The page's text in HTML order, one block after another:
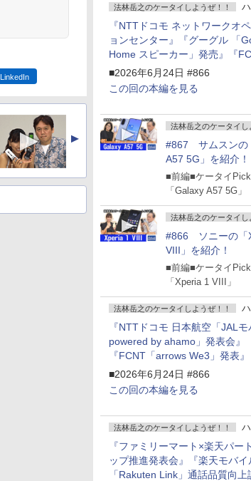
法林岳之のケータイしようぜ！！
『NTTドコモ ネットワークオ
ョンセンター』『グーグル 「
Home スピーカー」発売』『
「arrows Alpha2」発表』『KDDI
「povo2.0」サービス説明会』
■2026年6月24日 #866
この回の本編を見る
法林岳之のケータイし
#867 サムスンの
A57 5G」を紹介！
■前編■ケータイ
「Galaxy A57 5G」
法林岳之のケータイし
#866 ソニーの「
VIII」を紹介！
■前編■ケータイ
「Xperia 1 VIII」
法林岳之のケータイしようぜ！！
『NTTドコモ 日本航空「JAL
powered by ahamo」発表会』
『FCNT「arrows We3」発表』
ープ 新製品発表会』
■2026年6月24日 #866
この回の本編を見る
法林岳之のケータイしようぜ！！
『ファミリーマート×楽天パー
ップ推進発表会』『楽天モバイ
「Rakuten Link」通話品質向上
LinkedIn
▲